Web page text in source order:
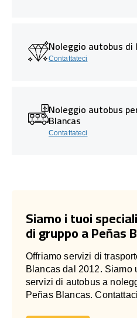
Noleggio autobus di
Contattateci
Noleggio autobus
Blancas
Contattateci
Siamo i tuoi
di gruppo a Peñas
Offriamo servizi di
Blancas dal 2012. Siamo
servizi di autobus a
Peñas Blancas.